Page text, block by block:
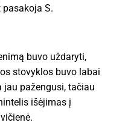
pasakoja S.
buvo uždaryti,
stovyklos buvo labai
pažengusi, tačiau
išėjimas į